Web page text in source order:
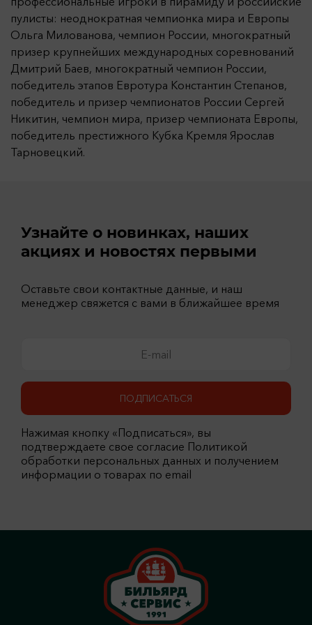
пулисты: неоднократная чемпионка мира и Европы
Ольга Милованова, чемпион России, многократный
призер крупнейших международных соревнований
Дмитрий Баев, многократный чемпион России,
победитель этапов Евротура Константин Степанов,
победитель и призер чемпионатов России Сергей
Никитин, чемпион мира, призер чемпионата Европы,
победитель престижного Кубка Кремля Ярослав
Тарновецкий.
Узнайте о новинках, наших
акциях и новостях первыми
Оставьте свои контактные данные, и наш
менеджер свяжется с вами в ближайшее время
ПОДПИСАТЬСЯ
Нажимая кнопку «Подписаться», вы
подтверждаете свое согласие Политикой
обработки персональных данных и получением
информации о товарах по email